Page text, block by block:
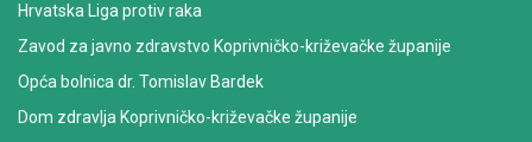
Hrvatska Liga protiv raka
Zavod za javno zdravstvo Koprivničko-križevačke županije
Opća bolnica dr. Tomislav Bardek
Dom zdravlja Koprivničko-križevačke županije